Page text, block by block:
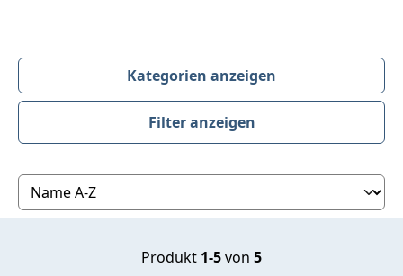
Kategorien anzeigen
Filter anzeigen
Produktübersicht
Produkt 1-5von 5